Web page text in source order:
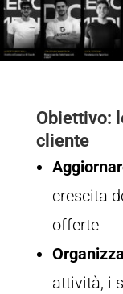
Obiettivo:
cliente
crescita
offerte
attività, i